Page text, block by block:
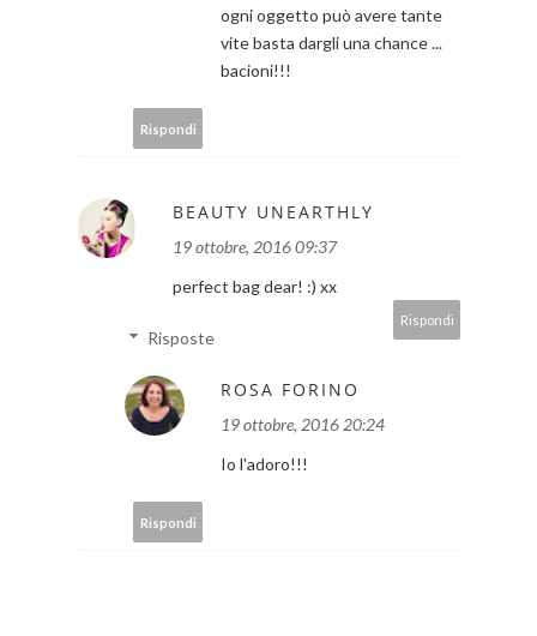
ogni oggetto può avere tante
vite basta dargli una chance ...
bacioni!!!
Rispondi
BEAUTY UNEARTHLY
19 ottobre, 2016 09:37
perfect bag dear! :) xx
Rispondi
Risposte
ROSA FORINO
19 ottobre, 2016 20:24
Io l'adoro!!!
Rispondi